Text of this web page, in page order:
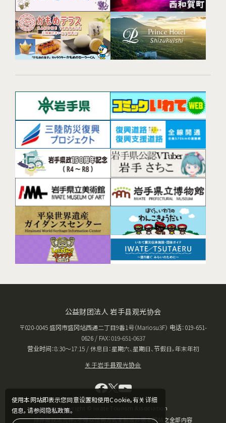
使用本网站即表示您同意设置和使用Cookie。有关详细
信息，请参阅隐私政策。
公益财团法人 岩手县观光协会
〒020-0045 盛冈市盛冈站西通二丁目9番1号（Mariosu3F） 电话：019-651-
0626 / FAX：019-651-0637
营业时间：8:30〜17:15 / 休息日：星期六、星期日、节假日，年末年初
关于岩手县观光协会
Copyright © Iwate Tourism Association
除非版权法允许，不得以任何方式复制或抄袭本网站之全部内容